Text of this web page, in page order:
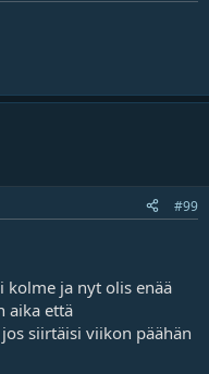
#99
kolme ja nyt olis enää
aika että
siirtäisi viikon päähän